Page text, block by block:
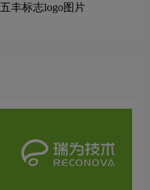
五丰标志logo图片